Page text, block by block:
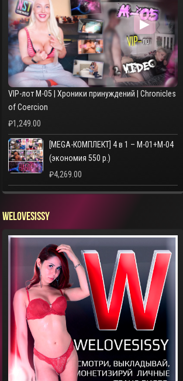
▶
VIP-лот M-05 | Хроники принуждений | Chronicles
of Coercion
₽1,249.00
[MEGA-КОМПЛЕКТ] 4 в 1 – M-01+M-04
(экономия 550 р.)
₽4,269.00
WELOVESISSY